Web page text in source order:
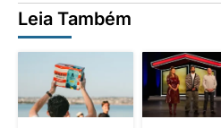
Leia Também